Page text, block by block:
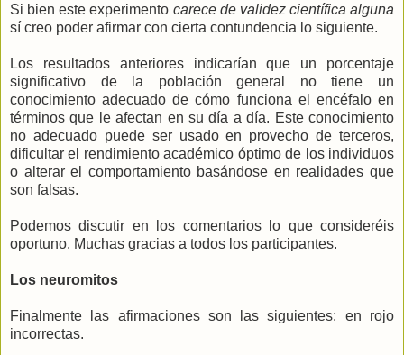
Si bien este experimento carece de validez científica alguna
sí creo poder afirmar con cierta contundencia lo siguiente.
Los resultados anteriores indicarían que un porcentaje
significativo de la población general no tiene un
conocimiento adecuado de cómo funciona el encéfalo en
términos que le afectan en su día a día. Este conocimiento
no adecuado puede ser usado en provecho de terceros,
dificultar el rendimiento académico óptimo de los individuos
o alterar el comportamiento basándose en realidades que
son falsas.
Podemos discutir en los comentarios lo que consideréis
oportuno. Muchas gracias a todos los participantes.
Los neuromitos
Finalmente las afirmaciones son las siguientes: en rojo
incorrectas.